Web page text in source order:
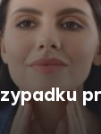
top
i te, które